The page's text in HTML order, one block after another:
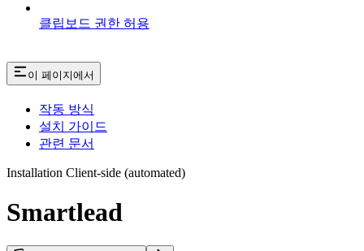
클립보드 권한 허용
이 페이지에서
작동 방식
설치 가이드
관련 문서
Installation Client-side (automated)
Smartlead